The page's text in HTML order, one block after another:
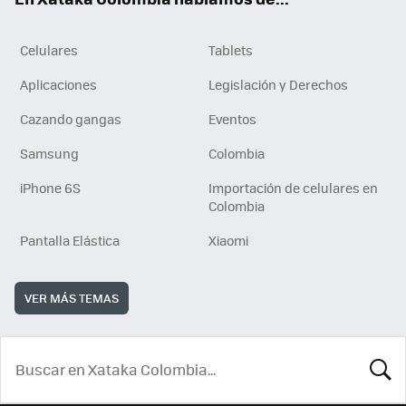
Celulares
Tablets
Aplicaciones
Legislación y Derechos
Cazando gangas
Eventos
Samsung
Colombia
iPhone 6S
Importación de celulares en
Colombia
Pantalla Elástica
Xiaomi
VER MÁS TEMAS